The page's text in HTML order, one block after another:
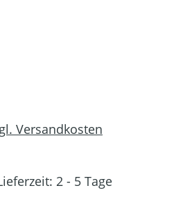
Versandkosten
2 - 5 Tage